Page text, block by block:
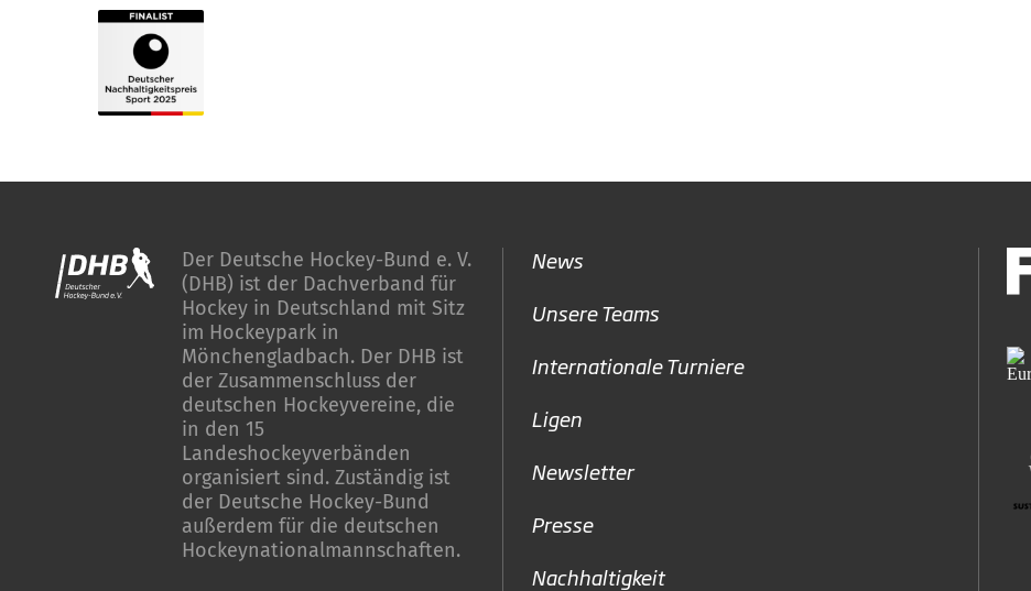
Der Deutsche Hockey-Bund e. V.
(DHB) ist der Dachverband für
Hockey in Deutschland mit Sitz
im Hockeypark in
Mönchengladbach. Der DHB ist
der Zusammenschluss der
deutschen Hockeyvereine, die
in den 15
Landeshockeyverbänden
organisiert sind. Zuständig ist
der Deutsche Hockey-Bund
außerdem für die deutschen
Hockeynationalmannschaften.
News
Unsere Teams
Internationale Turniere
Ligen
Newsletter
Presse
Nachhaltigkeit